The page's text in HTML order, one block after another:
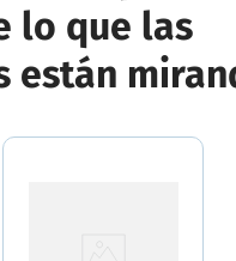
lo que las
están